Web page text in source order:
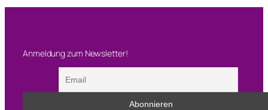
Anmeldung zum Newsletter!